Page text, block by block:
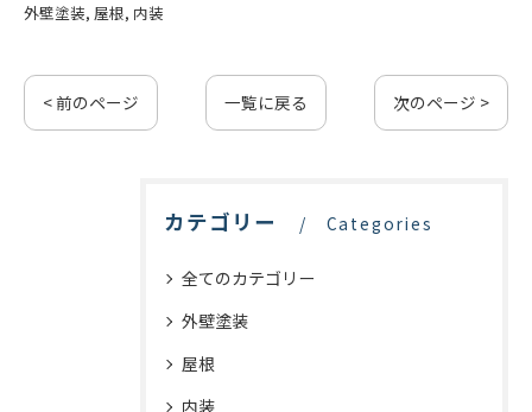
外壁塗装 屋根 内装
< 前のページ 一覧に戻る 次のページ >
カテゴリー Categories
全てのカテゴリー
外壁塗装
屋根
内装